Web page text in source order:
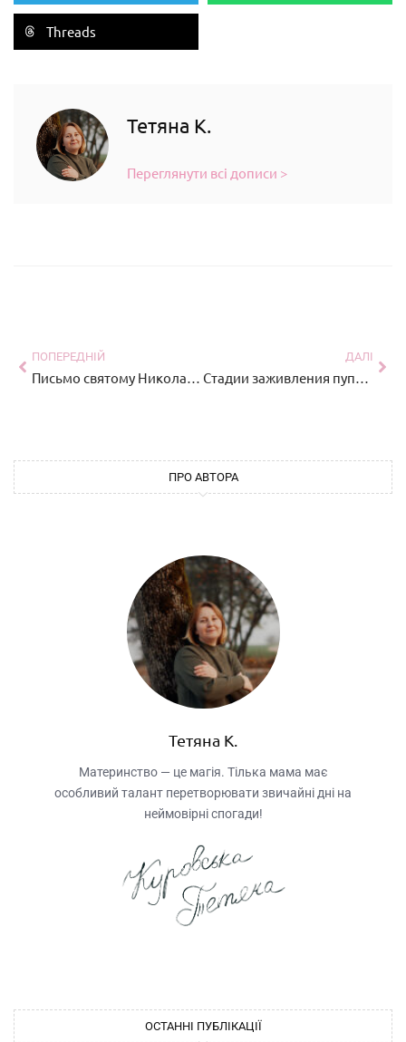
Threads
Тетяна К.
Переглянути всі дописи >
ПОПЕРЕДНІЙ ДАЛІ
ПРО АВТОРА
Тетяна К.
Материнство — це магія. Тілька мама має
особливий талант перетворювати звичайні дні на
неймовірні спогади!
ОСТАННІ ПУБЛІКАЦІЇ